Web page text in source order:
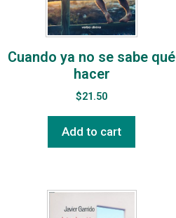
Cuando ya no se sabe qué
hacer
$21.50
Add to cart